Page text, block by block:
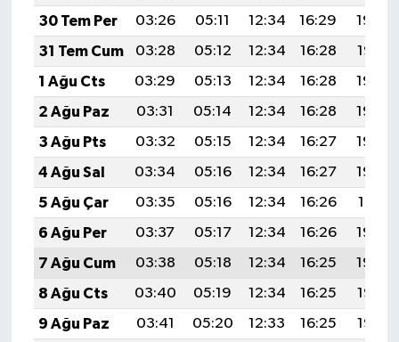
30 Tem Per
03:26 05:11 12:34 16:29
19:48
31 Tem Cum
03:28 05:12 12:34 16:28
19:47
1 Ağu Cts
03:29 05:13 12:34 16:28
19:46
2 Ağu Paz
03:31 05:14 12:34 16:28
19:45
3 Ağu Pts
03:32 05:15 12:34 16:27
19:44
4 Ağu Sal
03:34 05:16 12:34 16:27
19:43
5 Ağu Çar
03:35 05:16 12:34 16:26
19:41
6 Ağu Per
03:37 05:17 12:34 16:26
19:40
7 Ağu Cum
03:38 05:18 12:34 16:25
19:39
8 Ağu Cts
03:40 05:19 12:34 16:25
19:38
9 Ağu Paz
03:41 05:20 12:33 16:25
19:37